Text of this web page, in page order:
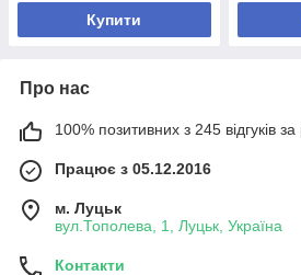
Купити
Про нас
100% позитивних з 245 відгуків за
Працює з 05.12.2016
м. Луцьк
вул.Тополева, 1, Луцьк, Україна
Контакти